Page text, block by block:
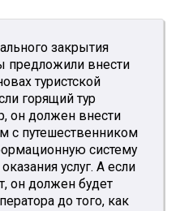
закрытия
предложили внести
туристской
горящий тур
он должен внести
с путешественником
систему
услуг. А если
он должен будет
до того, как